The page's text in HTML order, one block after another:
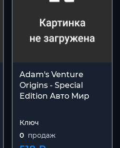
Adam's Venture
Origins - Special
Edition Авто Мир
Ключ
0 продаж